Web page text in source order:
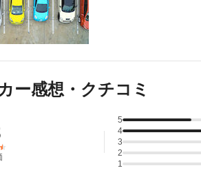
ー感想・クチコミ
5
4
3
2
1